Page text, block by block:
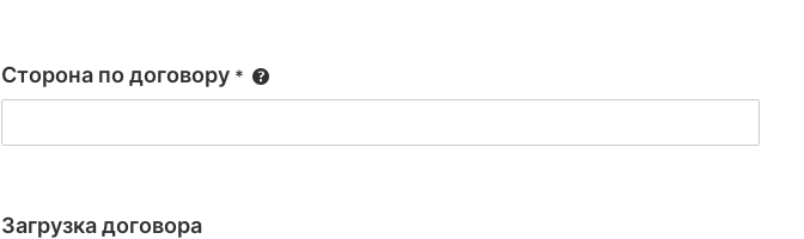
Сторона по договору *
Загрузка договора